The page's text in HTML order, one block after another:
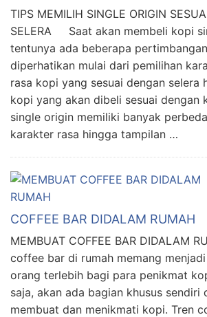
TIPS MEMILIH SINGLE ORIGIN
SELERA Saat akan membeli kopi
tentunya ada beberapa
diperhatikan mulai dari pemilihan
rasa kopi yang sesuai dengan selera
kopi yang akan dibeli sesuai dengan
single origin memiliki banyak
karakter rasa hingga tampilan …
COFFEE BAR DIDALAM RUMAH
MEMBUAT COFFEE BAR DIDALAM
coffee bar di rumah memang
orang terlebih bagi para penikmat
saja, akan ada bagian khusus sendiri
membuat dan menikmati kopi. Tren